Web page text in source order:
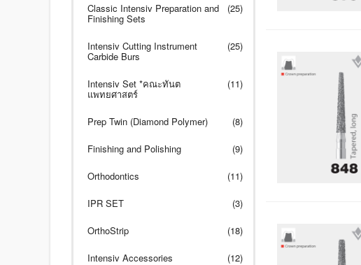
Classic Intensiv Preparation and
Finishing Sets
(25)
Intensiv Cutting Instrument
Carbide Burs
(25)
Intensiv Set *คณะทันต
แพทยศาสตร์
(11)
Prep Twin (Diamond Polymer) (8)
Finishing and Polishing (9)
Orthodontics (11)
IPR SET (3)
OrthoStrip (18)
Intensiv Accessories (12)